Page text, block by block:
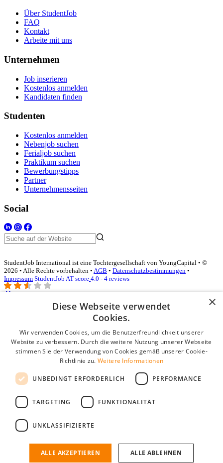
Über StudentJob
FAQ
Kontakt
Arbeite mit uns
Unternehmen
Job inserieren
Kostenlos anmelden
Kandidaten finden
Studenten
Kostenlos anmelden
Nebenjob suchen
Ferialjob suchen
Praktikum suchen
Bewerbungstipps
Partner
Unternehmensseiten
Social
StudentJob International ist eine Tochtergesellschaft von YoungCapital • ©
2026 • Alle Rechte vorbehalten • AGB • Datenschutzbestimmungen •
Impressum StudentJob AT score 4.0 - 4 reviews
Login für Unternehmen
E-Mail*
Passwort
Angemeldet bleiben
Passwort vergessen?
Kostenloses Unternehmensprofil
Wenn Sie sich registriert haben, können Sie ein Unternehmensprofil
passenden Mitarbeiter zu finden.
×
Diese Webseite verwendet
Cookies.
Wir verwenden Cookies, um die Benutzerfreundlichkeit unserer
Website zu verbessern. Durch die weitere Nutzung unserer Webseite
stimmen Sie der Verwendung von Cookies gemäß unserer Cookie-
Richtlinie zu. Weitere Informationen
UNBEDINGT ERFORDERLICH PERFORMANCE
TARGETING FUNKTIONALITÄT
UNKLASSIFIZIERTE
ALLE AKZEPTIEREN ALLE ABLEHNEN